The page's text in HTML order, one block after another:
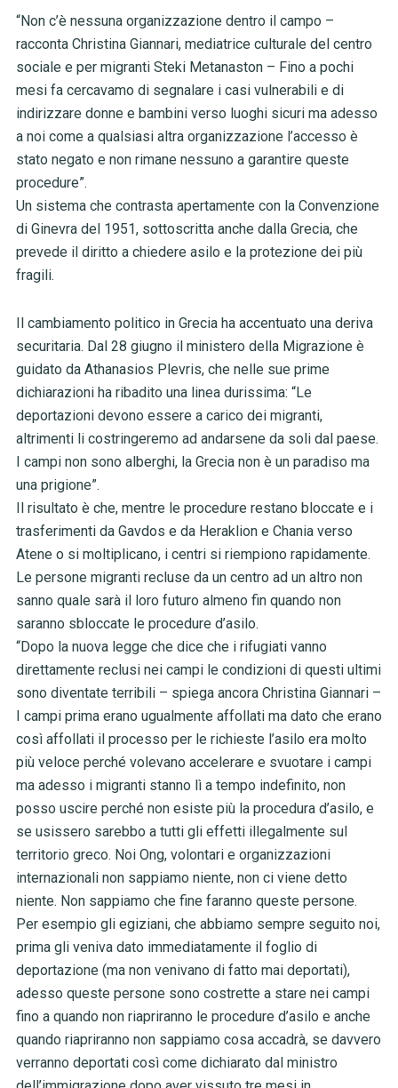
“Non c’è nessuna organizzazione dentro il campo –
racconta Christina Giannari, mediatrice culturale del centro
sociale e per migranti Steki Metanaston – Fino a pochi
mesi fa cercavamo di segnalare i casi vulnerabili e di
indirizzare donne e bambini verso luoghi sicuri ma adesso
a noi come a qualsiasi altra organizzazione l’accesso è
stato negato e non rimane nessuno a garantire queste
procedure”.
Un sistema che contrasta apertamente con la Convenzione
di Ginevra del 1951, sottoscritta anche dalla Grecia, che
prevede il diritto a chiedere asilo e la protezione dei più
fragili.
Il cambiamento politico in Grecia ha accentuato una deriva
securitaria. Dal 28 giugno il ministero della Migrazione è
guidato da Athanasios Plevris, che nelle sue prime
dichiarazioni ha ribadito una linea durissima: “Le
deportazioni devono essere a carico dei migranti,
altrimenti li costringeremo ad andarsene da soli dal paese.
I campi non sono alberghi, la Grecia non è un paradiso ma
una prigione”.
Il risultato è che, mentre le procedure restano bloccate e i
trasferimenti da Gavdos e da Heraklion e Chania verso
Atene o si moltiplicano, i centri si riempiono rapidamente.
Le persone migranti recluse da un centro ad un altro non
sanno quale sarà il loro futuro almeno fin quando non
saranno sbloccate le procedure d’asilo.
“Dopo la nuova legge che dice che i rifugiati vanno
direttamente reclusi nei campi le condizioni di questi ultimi
sono diventate terribili – spiega ancora Christina Giannari –
I campi prima erano ugualmente affollati ma dato che erano
così affollati il processo per le richieste l’asilo era molto
più veloce perché volevano accelerare e svuotare i campi
ma adesso i migranti stanno lì a tempo indefinito, non
posso uscire perché non esiste più la procedura d’asilo, e
se usissero sarebbo a tutti gli effetti illegalmente sul
territorio greco. Noi Ong, volontari e organizzazioni
internazionali non sappiamo niente, non ci viene detto
niente. Non sappiamo che fine faranno queste persone.
Per esempio gli egiziani, che abbiamo sempre seguito noi,
prima gli veniva dato immediatamente il foglio di
deportazione (ma non venivano di fatto mai deportati),
adesso queste persone sono costrette a stare nei campi
fino a quando non riapriranno le procedure d’asilo e anche
quando riapriranno non sappiamo cosa accadrà, se davvero
verranno deportati così come dichiarato dal ministro